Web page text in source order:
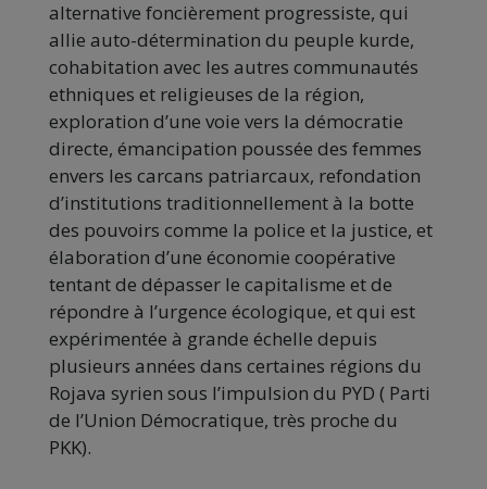
alternative foncièrement progressiste, qui
allie auto-détermination du peuple kurde,
cohabitation avec les autres communautés
ethniques et religieuses de la région,
exploration d’une voie vers la démocratie
directe, émancipation poussée des femmes
envers les carcans patriarcaux, refondation
d’institutions traditionnellement à la botte
des pouvoirs comme la police et la justice, et
élaboration d’une économie coopérative
tentant de dépasser le capitalisme et de
répondre à l’urgence écologique, et qui est
expérimentée à grande échelle depuis
plusieurs années dans certaines régions du
Rojava syrien sous l’impulsion du PYD ( Parti
de l’Union Démocratique, très proche du
PKK).